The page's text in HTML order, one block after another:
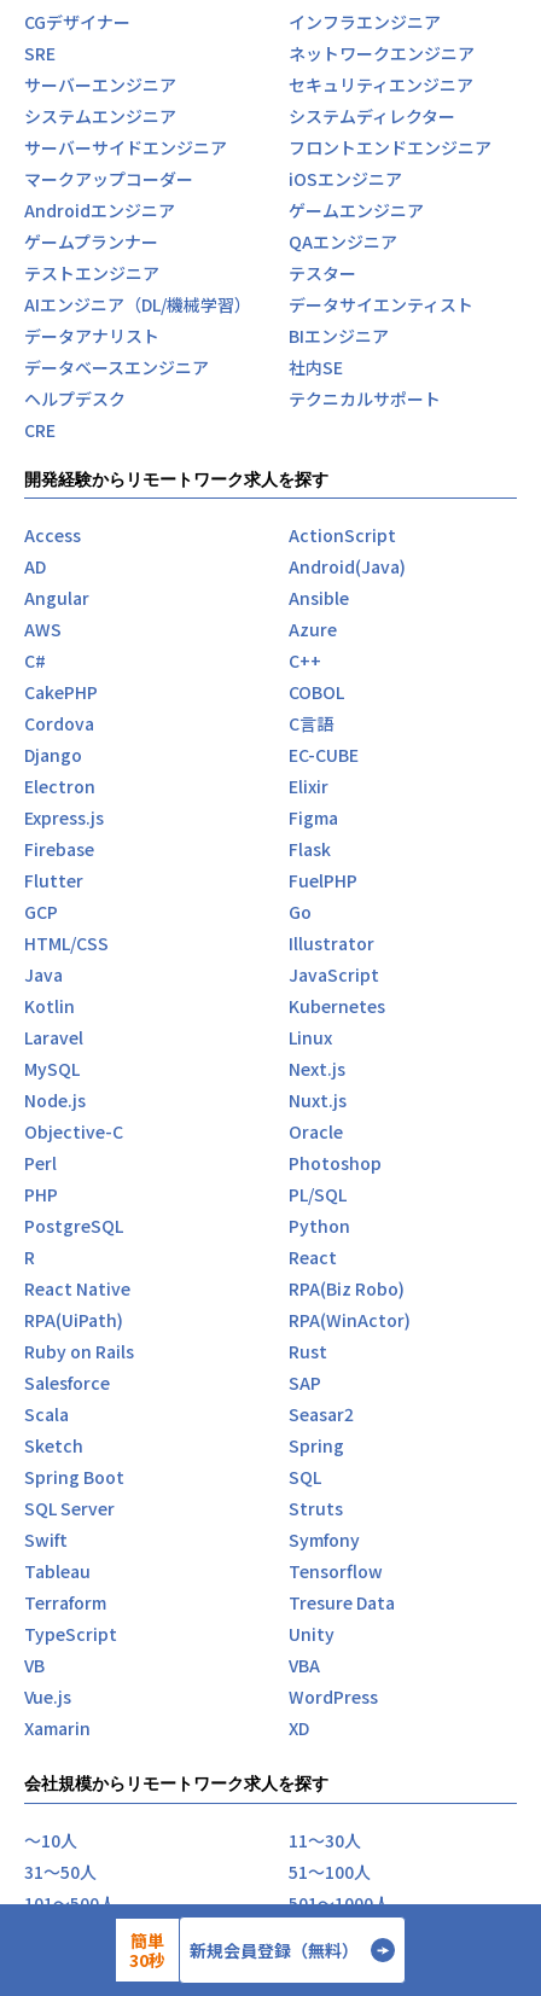
に前の『企画』の段階から、すべての工程に開発メンバー全
員が関わり一丸となってプロジェクトを進行中です。
開発チームでは以下のようなツール、技術を用いて開発を進
めています。
コミュニケーション：Slack、Zoom
ドキュメンテーション：Notion、LucidChart、LucidSpark
タスク管理：Jira Software
ソース管理：Github
デザイン：Figma
モバイルアプリ：Swift/SwiftUI（ユーザーにはiPad向けアプ
リとして提供されます）
バックエンド：PHP/Laravel（PHPStormライセンス支給）
/ Hasura(GraphQLエンジン) / QGIS(座標・空間計算)/HTML/
CSS/JavaScript
データベース：AWS Aurora with PostgreSQL+PostGIS
インフラ：AWS(EC2/RDS/ECS/Lambda...) / Terraform / Do
ムだからこそ、ユーザーと一緒になってユーザーにとって最
良の結果を提供するための質の高いシステムを目指した開発
ができます。
ここまでの内容でなにか一つでも、興味・関心に引っかかる
ようでしたら、一度お話をしてみませんか。
お気軽にお問い合わせください。
【業務の変更の範囲】
無
CGデザイナー
インフラエンジニア
SRE
ネットワークエンジニア
サーバーエンジニア
セキュリティエンジニア
システムエンジニア
システムディレクター
サーバーサイドエンジニア
フロントエンドエンジニア
マークアップコーダー
iOSエンジニア
Androidエンジニア
ゲームエンジニア
ゲームプランナー
QAエンジニア
テストエンジニア
テスター
AIエンジニア（DL/機械学習）
データサイエンティスト
データアナリスト
BIエンジニア
データベースエンジニア
社内SE
ヘルプデスク
テクニカルサポート
CRE
開発経験からリモートワーク求人を探す
Access
ActionScript
AD
Android(Java)
Angular
Ansible
AWS
Azure
C#
C++
CakePHP
COBOL
Cordova
C言語
Django
EC-CUBE
Electron
Elixir
Express.js
Figma
Firebase
Flask
Flutter
FuelPHP
GCP
Go
HTML/CSS
Illustrator
Java
JavaScript
Kotlin
Kubernetes
Laravel
Linux
MySQL
Next.js
Node.js
Nuxt.js
Objective-C
Oracle
Perl
Photoshop
PHP
PL/SQL
PostgreSQL
Python
R
React
React Native
RPA(Biz Robo)
RPA(UiPath)
RPA(WinActor)
Ruby on Rails
Rust
Salesforce
SAP
Scala
Seasar2
Sketch
Spring
Spring Boot
SQL
SQL Server
Struts
Swift
Symfony
Tableau
Tensorflow
Terraform
Tresure Data
TypeScript
Unity
VB
VBA
Vue.js
WordPress
Xamarin
XD
会社規模からリモートワーク求人を探す
〜10人
11〜30人
31〜50人
51〜100人
101〜500人
501〜1000人
会社の特徴からリモートワーク求人を探す
簡単
30秒
新規会員登録（無料）